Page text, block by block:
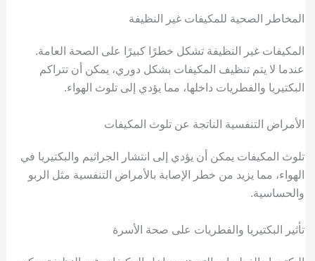
المخاطر الصحية للمكيفات غير النظيفة
المكيفات غير النظيفة تشكل خطرًا كبيرًا على الصحة العامة.
عندما لا يتم تنظيف المكيفات بشكل دوري، يمكن أن تتراكم
البكتيريا والفطريات داخلها، مما يؤدي إلى تلوث الهواء.
الأمراض التنفسية الناتجة عن تلوث المكيفات
تلوث المكيفات يمكن أن يؤدي إلى انتشار الجراثيم والبكتيريا في
الهواء، مما يزيد من خطر الإصابة بالأمراض التنفسية مثل الربو
والحساسية.
تأثير البكتيريا والفطريات على صحة الأسرة